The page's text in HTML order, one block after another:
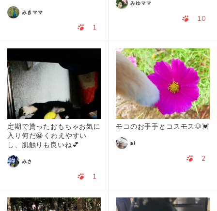
みきママ
1
みゆママ
10
定期で貰ったおもちゃお気に
入り何だ😀くわえやすい
し、肌触りも良いね💕
みさ
1
モコのお手手とコスモス🐶💓
ai
2